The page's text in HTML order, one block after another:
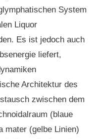
System
Liquor
Es ist jedoch auch
liefert,
Architektur des
zwischen dem
(blaue
mater (gelbe Linien)